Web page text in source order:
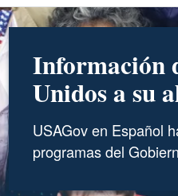
Información
Unidos a su
USAGov en Español
programas del